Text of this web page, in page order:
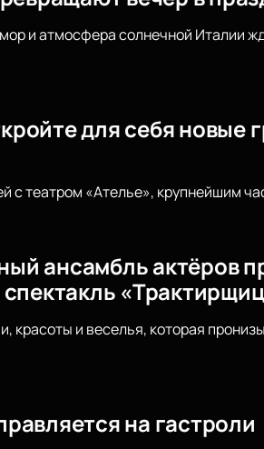
и атмосфера солнечной Италии
для себя новые
с театром «Ателье», крупнейшим
ансамбль актёров
красоты и веселья, которая
на гастроли